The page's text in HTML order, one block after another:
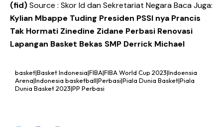
(fid)Source : Skor Id dan Sekretariat Negara Baca Juga:
Kylian Mbappe Tuding Presiden PSSI nya Prancis
Tak Hormati Zinedine Zidane Perbasi Renovasi
Lapangan Basket Bekas SMP Derrick Michael
basket|Basket Indonesia|FIBA|FIBA World Cup 2023|Indoensia
Arena|Indonesia basketball|Perbasi|Piala Dunia Basket|Piala
Dunia Basket 2023|PP Perbasi